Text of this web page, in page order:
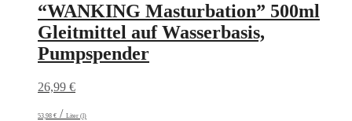
“WANKING Masturbation” 500ml
Gleitmittel auf Wasserbasis,
Pumpspender
26,99 €
53,98 € / Liter (l)